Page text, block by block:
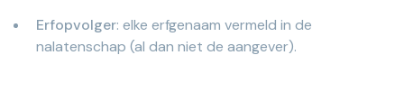
Erfopvolger: elke erfgenaam vermeld in de
nalatenschap (al dan niet de aangever).